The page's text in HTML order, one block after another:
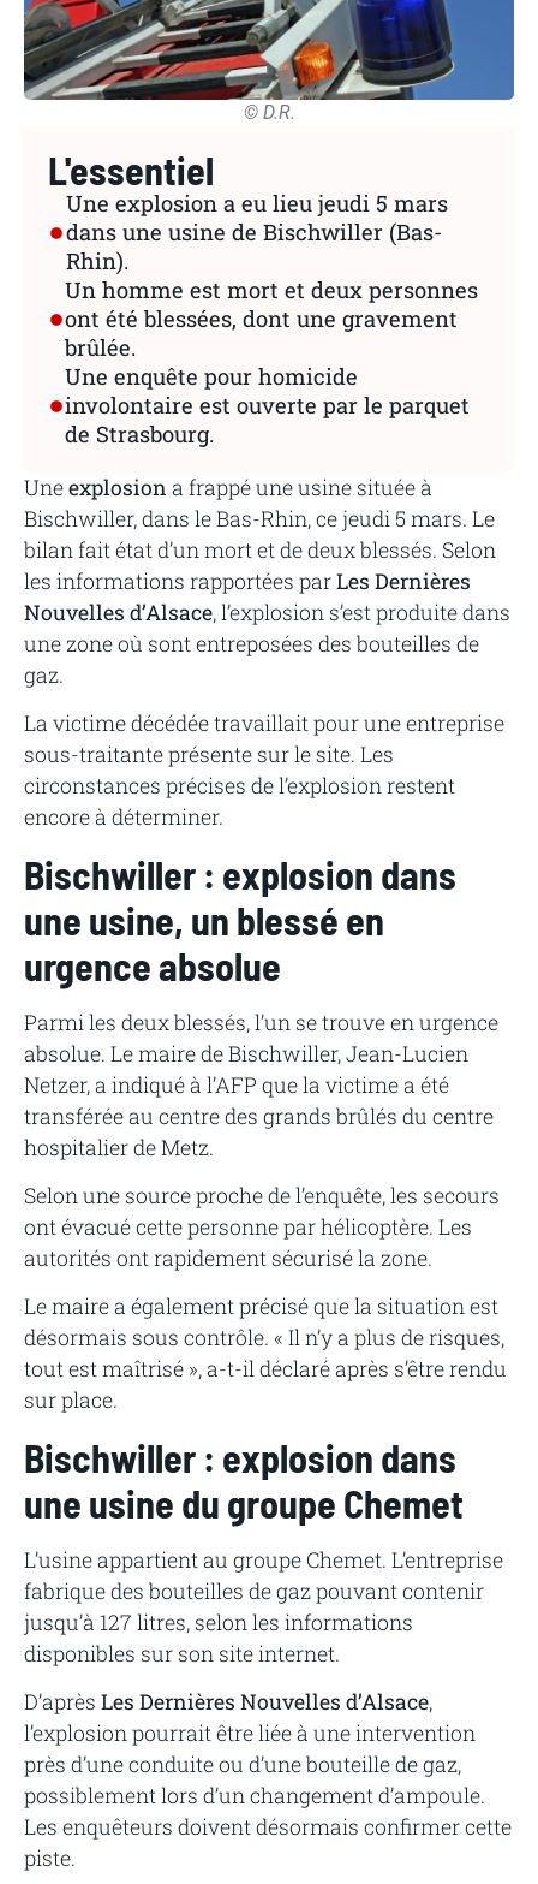
© D.R.
L'essentiel
Une explosion a eu lieu jeudi 5 mars
dans une usine de Bischwiller (Bas-
Rhin).
Un homme est mort et deux personnes
ont été blessées, dont une gravement
brûlée.
Une enquête pour homicide
involontaire est ouverte par le parquet
de Strasbourg.
Uneexplosion a frappé une usine située à
Bischwiller, dans le Bas-Rhin, ce jeudi 5 mars. Le
bilan fait état d’un mort et de deux blessés. Selon
les informations rapportées parLes Dernières
Nouvelles d’Alsace, l’explosion s’est produite dans
une zone où sont entreposées des bouteilles de
gaz.
La victime décédée travaillait pour une entreprise
sous-traitante présente sur le site. Les
circonstances précises de l’explosion restent
encore à déterminer.
Bischwiller : explosion dans
une usine, un blessé en
urgence absolue
Parmi les deux blessés, l’un se trouve en urgence
absolue. Le maire de Bischwiller, Jean-Lucien
Netzer, a indiqué à l’AFP que la victime a été
transférée au centre des grands brûlés du centre
hospitalier de Metz.
Selon une source proche de l’enquête, les secours
ont évacué cette personne par hélicoptère. Les
autorités ont rapidement sécurisé la zone.
Le maire a également précisé que la situation est
désormais sous contrôle. « Il n’y a plus de risques,
tout est maîtrisé », a-t-il déclaré après s’être rendu
sur place.
Bischwiller : explosion dans
une usine du groupe Chemet
L’usine appartient au groupe Chemet. L’entreprise
fabrique des bouteilles de gaz pouvant contenir
jusqu’à 127 litres, selon les informations
disponibles sur son site internet.
D’après Les Dernières Nouvelles d’Alsace,
l’explosion pourrait être liée à une intervention
près d’une conduite ou d’une bouteille de gaz,
possiblement lors d’un changement d’ampoule.
Les enquêteurs doivent désormais confirmer cette
piste.